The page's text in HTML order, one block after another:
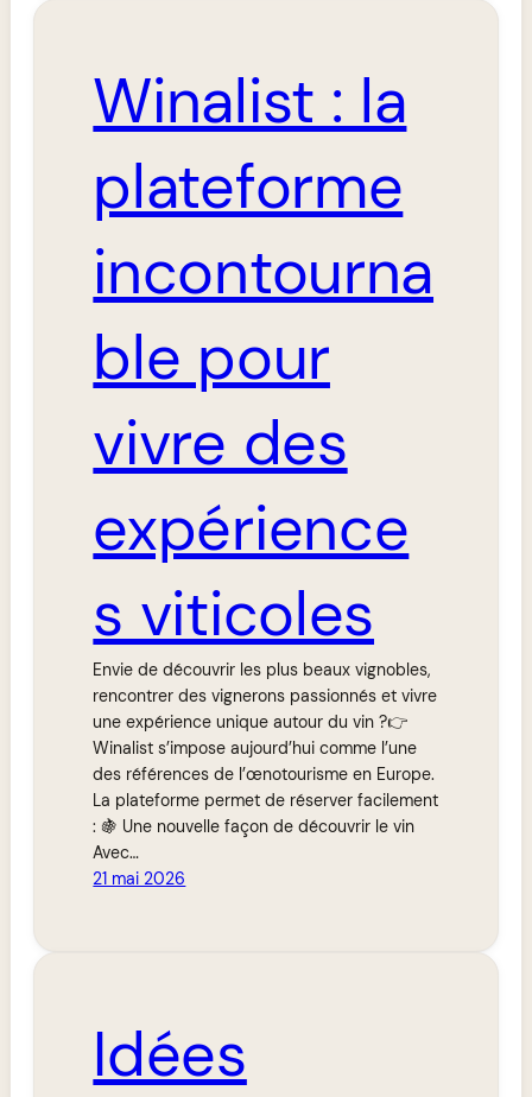
Winalist : la
plateforme
incontourna
ble pour
vivre des
expérience
s viticoles
Envie de découvrir les plus beaux vignobles,
rencontrer des vignerons passionnés et vivre
une expérience unique autour du vin ?👉
Winalist s’impose aujourd’hui comme l’une
des références de l’œnotourisme en Europe.
La plateforme permet de réserver facilement
: 🍇 Une nouvelle façon de découvrir le vin
Avec…
21 mai 2026
Idées